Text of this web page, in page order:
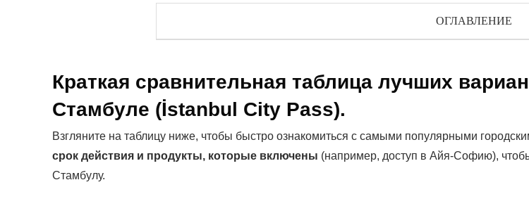
ОГЛАВЛЕНИЕ
Краткая сравнительная таблица лучших
Стамбуле (İstanbul City Pass).
Взгляните на таблицу ниже, чтобы быстро ознакомиться с самыми популярными
срок действия и продукты, которые включены (например, доступ в Айя-Софию),
Стамбулу.